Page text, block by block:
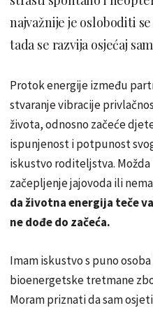
najvažnije je osloboditi
tada se razvija osjećaj
Protok energije između
stvaranje vibracije
života, odnosno začeće
ispunjenost i potpunost
iskustvo roditeljstva.
začepljenje jajovoda ili
da životna energija teče
ne dođe do začeća.
Imam iskustvo s puno
bioenergetske tretmane
Moram priznati da sam